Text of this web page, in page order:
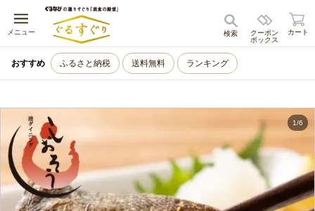
メニュー
キャンセル
クーポン
ボックス
検索 カート
おすすめ ふるさと納税 送料無料 ランキング
1/6